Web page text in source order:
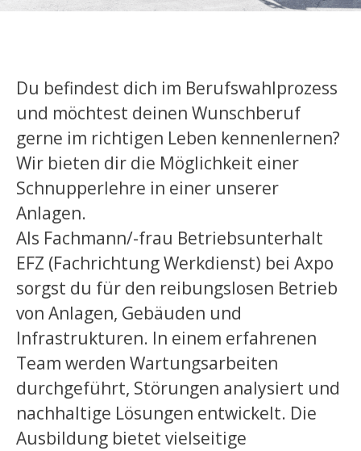
Du befindest dich im Berufswahlprozess
und möchtest deinen Wunschberuf
gerne im richtigen Leben kennenlernen?
Wir bieten dir die Möglichkeit einer
Schnupperlehre in einer unserer
Anlagen.
Als Fachmann/-frau Betriebsunterhalt
EFZ (Fachrichtung Werkdienst) bei Axpo
sorgst du für den reibungslosen Betrieb
von Anlagen, Gebäuden und
Infrastrukturen. In einem erfahrenen
Team werden Wartungsarbeiten
durchgeführt, Störungen analysiert und
nachhaltige Lösungen entwickelt. Die
Ausbildung bietet vielseitige